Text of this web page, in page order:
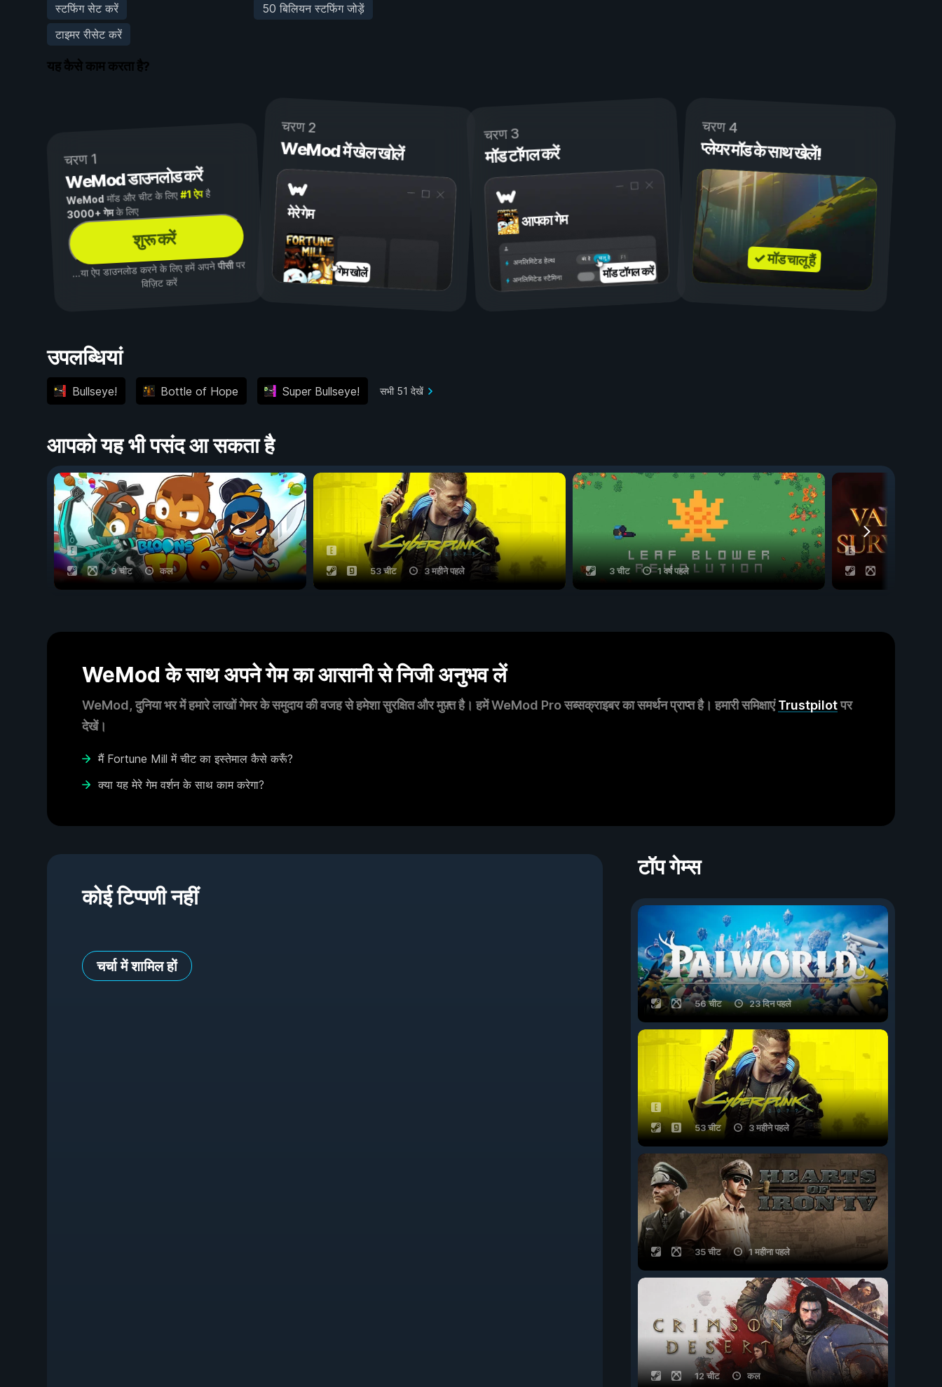
स्टफिंग सेट करें
50 बिलियन स्टफिंग जोड़ें
टाइमर रीसेट करें
यह कैसे काम करता है?
चरण 1
WeMod डाउनलोड करें
WeMod मॉड और चीट के लिए#1 ऐपहै
3000+ गेमके लिए
शुरू करें
...या ऐप डाउनलोड करने के लिए हमें अपनेपीसीपर
विज़िट करें
चरण 2
WeMod में खेल खोलें
मेरे गेम
गेम खोलें
चरण 3
मॉड टॉगल करें
आपका गेम
चालू है
बंद है
अनलिमिटेड हेल्थ
अनलिमिटेड स्टैमिना मॉड टॉगल करें
चरण 4
प्लेयर मॉड के साथ खेलें!
✓ मॉड चालू हैं
उपलब्धियां
Bullseye! Bottle of Hope Super Bullseye! सभी 51 देखें
आपको यह भी पसंद आ सकता है
9 चीट कल 53 चीट 3 महीने पहले 3 चीट 1 वर्ष पहले
WeMod के साथ अपने गेम का आसानी से निजी अनुभव लें
WeMod, दुनिया भर में हमारे लाखों गेमर के समुदाय की वजह से हमेशा सुरक्षित और मुफ़्त है। हमें WeMod Pro सब्सक्राइबर का समर्थन प्राप्त है। हमारी समिक्षाएंTrustpilotपर
देखें।
मैं Fortune Mill में चीट का इस्तेमाल कैसे करूँ?
क्या यह मेरे गेम वर्शन के साथ काम करेगा?
कोई टिप्पणी नहीं
चर्चा में शामिल हों
टॉप गेम्स
56 चीट 23 दिन पहले
53 चीट 3 महीने पहले
35 चीट 1 महीना पहले
12 चीट कल